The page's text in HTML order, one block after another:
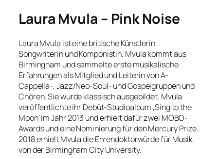
Laura Mvula – Pink Noise
Laura Mvula ist eine britische Künstlerin,
Songwriterin und Komponistin. Mvula kommt aus
Birmingham und sammelte erste musikalische
Erfahrungen als Mitglied und Leiterin von A-
Cappella-, Jazz/Neo-Soul- und Gospelgruppen und
Chören. Sie wurde klassisch ausgebildet. Mvula
veröffentlichte ihr Debüt-Studioalbum ‚Sing to the
Moon‘ im Jahr 2013 und erhielt dafür zwei MOBO-
Awards und eine Nominierung für den Mercury Prize.
2018 erhielt Mvula die Ehrendoktorwürde für Musik
von der Birmingham City University.